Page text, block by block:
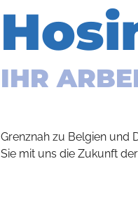
IHR
Grenznah zu Belgien und
Sie mit uns die Zukunft